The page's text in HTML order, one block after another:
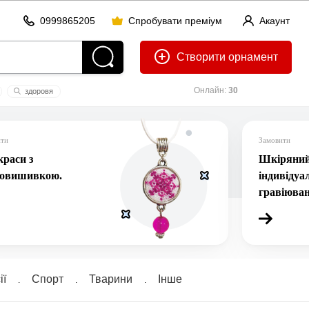
Акаунт
0999865205 Спробувати преміум
Створити
Онлайн: 30
здоровя
з
Замовити
Шкіряний
Спорт Тварини Інше